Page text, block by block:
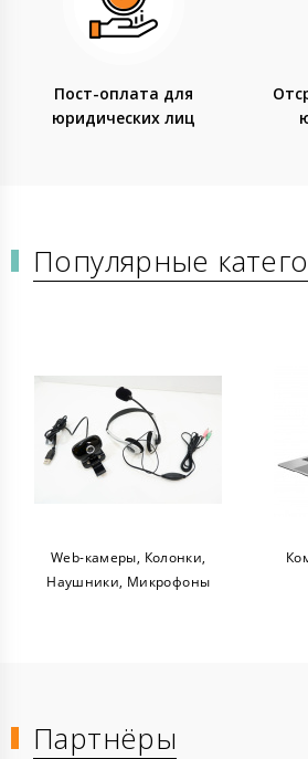
Пост-оплата для
юридических лиц
Популярные
Web-камеры, Колонки,
Наушники, Микрофоны
Партнёры